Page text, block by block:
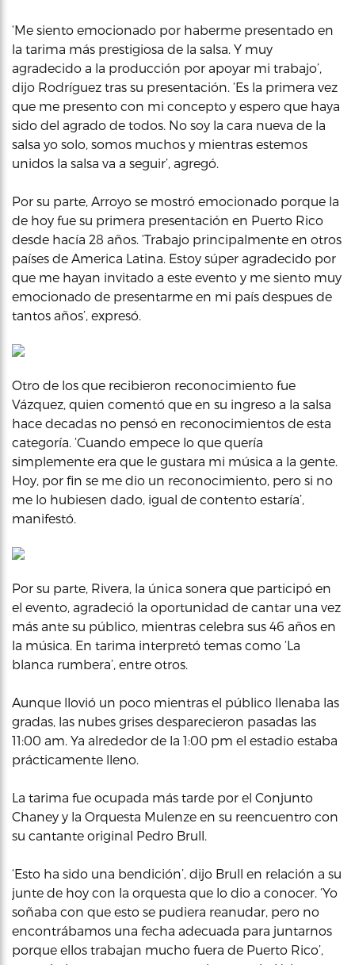
‘Me siento emocionado por haberme presentado en
la tarima más prestigiosa de la salsa. Y muy
agradecido a la producción por apoyar mi trabajo’,
dijo Rodríguez tras su presentación. ‘Es la primera vez
que me presento con mi concepto y espero que haya
sido del agrado de todos. No soy la cara nueva de la
salsa yo solo, somos muchos y mientras estemos
unidos la salsa va a seguir’, agregó.
Por su parte, Arroyo se mostró emocionado porque la
de hoy fue su primera presentación en Puerto Rico
desde hacía 28 años. ‘Trabajo principalmente en otros
países de America Latina. Estoy súper agradecido por
que me hayan invitado a este evento y me siento muy
emocionado de presentarme en mi país despues de
tantos años’, expresó.
Otro de los que recibieron reconocimiento fue
Vázquez, quien comentó que en su ingreso a la salsa
hace decadas no pensó en reconocimientos de esta
categoría. ‘Cuando empece lo que quería
simplemente era que le gustara mi música a la gente.
Hoy, por fin se me dio un reconocimiento, pero si no
me lo hubiesen dado, igual de contento estaría’,
manifestó.
Por su parte, Rivera, la única sonera que participó en
el evento, agradeció la oportunidad de cantar una vez
más ante su público, mientras celebra sus 46 años en
la música. En tarima interpretó temas como ‘La
blanca rumbera’, entre otros.
Aunque llovió un poco mientras el público llenaba las
gradas, las nubes grises desparecieron pasadas las
11:00 am. Ya alrededor de la 1:00 pm el estadio estaba
prácticamente lleno.
La tarima fue ocupada más tarde por el Conjunto
Chaney y la Orquesta Mulenze en su reencuentro con
su cantante original Pedro Brull.
‘Esto ha sido una bendición’, dijo Brull en relación a su
junte de hoy con la orquesta que lo dio a conocer. ‘Yo
soñaba con que esto se pudiera reanudar, pero no
encontrábamos una fecha adecuada para juntarnos
porque ellos trabajan mucho fuera de Puerto Rico’,